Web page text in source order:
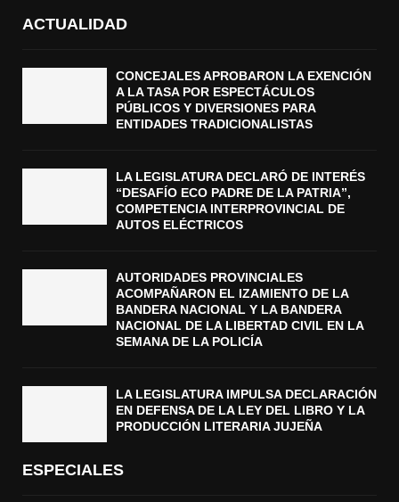
ACTUALIDAD
CONCEJALES APROBARON LA EXENCIÓN
A LA TASA POR ESPECTÁCULOS
PÚBLICOS Y DIVERSIONES PARA
ENTIDADES TRADICIONALISTAS
LA LEGISLATURA DECLARÓ DE INTERÉS
“DESAFÍO ECO PADRE DE LA PATRIA”,
COMPETENCIA INTERPROVINCIAL DE
AUTOS ELÉCTRICOS
AUTORIDADES PROVINCIALES
ACOMPAÑARON EL IZAMIENTO DE LA
BANDERA NACIONAL Y LA BANDERA
NACIONAL DE LA LIBERTAD CIVIL EN LA
SEMANA DE LA POLICÍA
LA LEGISLATURA IMPULSA DECLARACIÓN
EN DEFENSA DE LA LEY DEL LIBRO Y LA
PRODUCCIÓN LITERARIA JUJEÑA
ESPECIALES